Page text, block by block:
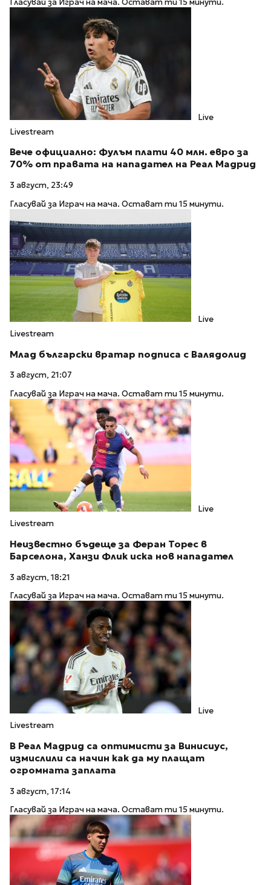
Live
Livestream
Вече официално: Фулъм плати 40 млн. евро за
70% от правата на нападател на Реал Мадрид
3 август, 23:49
Гласувай за Играч на мача. Остават ти 15 минути.
Live
Livestream
Млад български вратар подписа с Валядолид
3 август, 21:07
Гласувай за Играч на мача. Остават ти 15 минути.
Live
Livestream
Неизвестно бъдеще за Феран Торес в
Барселона, Ханзи Флик иска нов нападател
3 август, 18:21
Гласувай за Играч на мача. Остават ти 15 минути.
Live
Livestream
В Реал Мадрид са оптимисти за Винисиус,
измислили са начин как да му плащат
огромната заплата
3 август, 17:14
Гласувай за Играч на мача. Остават ти 15 минути.